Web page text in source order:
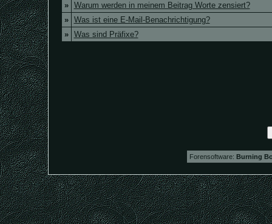
»
Warum werden in meinem Beitrag Worte zensiert?
»
Was ist eine E-Mail-Benachrichtigung?
»
Was sind Präfixe?
Forensoftware: Burning